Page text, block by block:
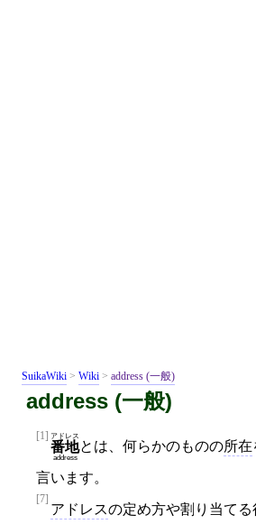
SuikaWiki > Wiki > address (一般)
address (一般)
[1]
番地
アドレス
address
とは、何らかのものの所在
言います。
[7]
アドレスの定め方や割り当てる